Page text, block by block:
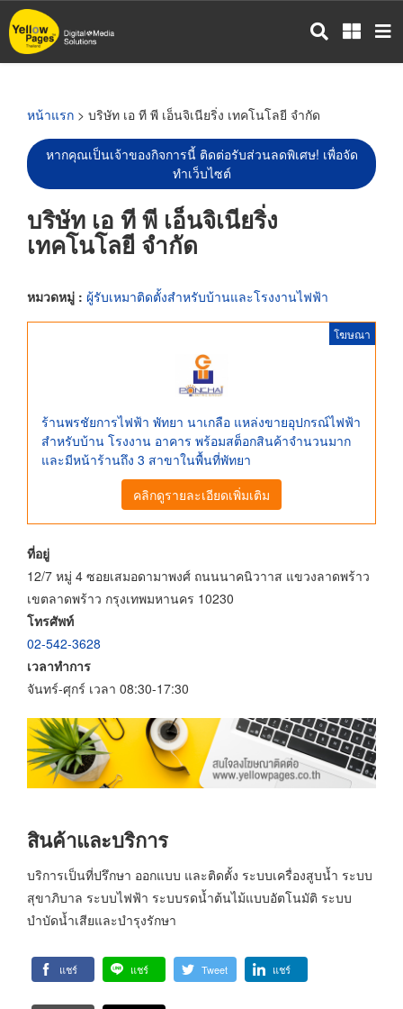
ข้าม
ไป
หน้าแรก > บริษัท เอ ที พี เอ็นจิเนียริ่ง เทคโนโลยี จำกัด
หากคุณเป็นเจ้าของกิจการนี้ ติดต่อรับส่วนลดพิเศษ! เพื่อจัด
ทำเว็บไซต์
บริษัท เอ ที พี เอ็นจิเนียริ่ง
เทคโนโลยี จำกัด
หมวดหมู่ : ผู้รับเหมาติดตั้งสำหรับบ้านและโรงงานไฟฟ้า
โฆษณา
ร้านพรชัยการไฟฟ้า พัทยา นาเกลือ แหล่งขายอุปกรณ์ไฟฟ้า
สำหรับบ้าน โรงงาน อาคาร พร้อมสต็อกสินค้าจำนวนมาก
และมีหน้าร้านถึง 3 สาขาในพื้นที่พัทยา
คลิกดูรายละเอียดเพิ่มเติม
ที่อยู่
12/7 หมู่ 4 ซอยเสมอดามาพงศ์ ถนนนาคนิวาาส แขวงลาดพร้าว
เขตลาดพร้าว กรุงเทพมหานคร 10230
โทรศัพท์
02-542-3628
เวลาทำการ
จันทร์-ศุกร์ เวลา 08:30-17:30
สินค้าและบริการ
บริการเป็นที่ปรึกษา ออกแบบ และติดตั้ง ระบบเครื่องสูบน้ำ ระบบ
สุขาภิบาล ระบบไฟฟ้า ระบบรดน้ำต้นไม้แบบอัตโนมัติ ระบบ
บำบัดน้ำเสียและบำรุงรักษา
แชร์ แชร์ Tweet แชร์